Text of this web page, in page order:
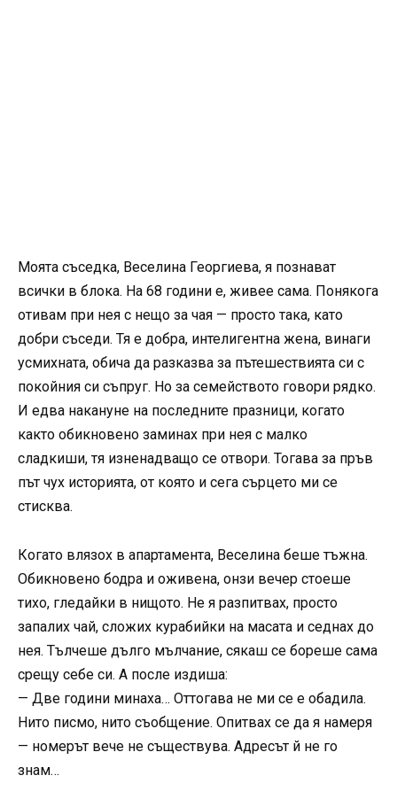
Моята съседка, Веселина Георгиева, я познават
всички в блока. На 68 години е, живее сама. Понякога
отивам при нея с нещо за чая — просто така, като
добри съседи. Тя е добра, интелигентна жена, винаги
усмихната, обича да разказва за пътешествията си с
покойния си съпруг. Но за семейството говори рядко.
И едва накануне на последните празници, когато
както обикновено заминах при нея с малко
сладкиши, тя изненадващо се отвори. Тогава за пръв
път чух историята, от която и сега сърцето ми се
стисква.
Когато влязох в апартамента, Веселина беше тъжна.
Обикновено бодра и оживена, онзи вечер стоеше
тихо, гледайки в нищото. Не я разпитвах, просто
запалих чай, сложих курабийки на масата и седнах до
нея. Тълчеше дълго мълчание, сякаш се бореше сама
срещу себе си. А после издиша:
— Две години минаха… Оттогава не ми се е обадила.
Нито писмо, нито съобщение. Опитвах се да я намеря
— номерът вече не съществува. Адресът й не го
знам…